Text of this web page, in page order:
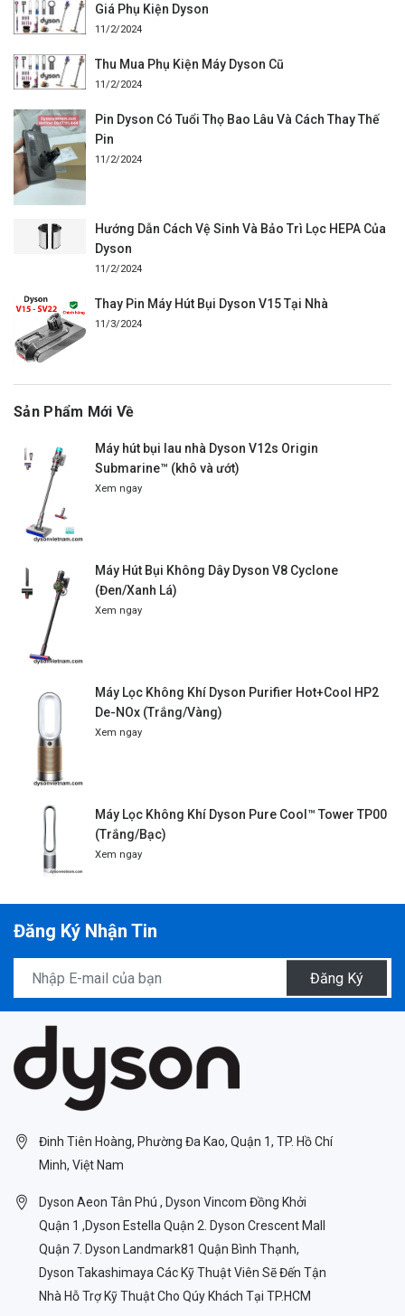
Giá Phụ Kiện Dyson
11/2/2024
Thu Mua Phụ Kiện Máy Dyson Cũ
11/2/2024
Pin Dyson Có Tuổi Thọ Bao Lâu Và Cách Thay Thế
Pin
11/2/2024
Hướng Dẫn Cách Vệ Sinh Và Bảo Trì Lọc HEPA Của
Dyson
11/2/2024
Thay Pin Máy Hút Bụi Dyson V15 Tại Nhà
11/3/2024
Sản Phẩm Mới Về
Máy hút bụi lau nhà Dyson V12s Origin
Submarine™ (khô và ướt)
Xem ngay
Máy Hút Bụi Không Dây Dyson V8 Cyclone
(Đen/Xanh Lá)
Xem ngay
Máy Lọc Không Khí Dyson Purifier Hot+Cool HP2
De-NOx (Trắng/Vàng)
Xem ngay
Máy Lọc Không Khí Dyson Pure Cool™ Tower TP00
(Trắng/Bạc)
Xem ngay
Đăng Ký Nhận Tin
Đăng Ký
Đinh Tiên Hoàng, Phường Đa Kao, Quận 1, TP. Hồ Chí
Minh, Việt Nam
Dyson Aeon Tân Phú , Dyson Vincom Đồng Khởi
Quận 1 ,Dyson Estella Quận 2. Dyson Crescent Mall
Quận 7. Dyson Landmark81 Quận Bình Thạnh,
Dyson Takashimaya Các Kỹ Thuật Viên Sẽ Đến Tận
Nhà Hỗ Trợ Kỹ Thuật Cho Qúy Khách Tại TP.HCM